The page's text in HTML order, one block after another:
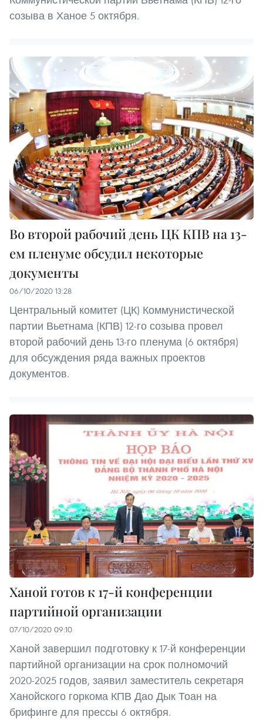
созыва в Ханое 5 октября.
Во второй рабочий день ЦК КПВ на 13-
ем пленуме обсудил некоторые
документы
06/10/2020 13:28
Центральный комитет (ЦК) Коммунистической
партии Вьетнама (КПВ) 12-го созыва провел
второй рабочий день 13-го пленума (6 октября)
для обсуждения ряда важных проектов
документов.
Ханой готов к 17-й конференции
партийной организации
07/10/2020 09:10
Ханой завершил подготовку к 17-й конференции
партийной организации на срок полномочий
2020-2025 годов, заявил заместитель секретаря
Ханойского горкома КПВ Дао Дык Тоан на
брифинге для прессы 6 октября.